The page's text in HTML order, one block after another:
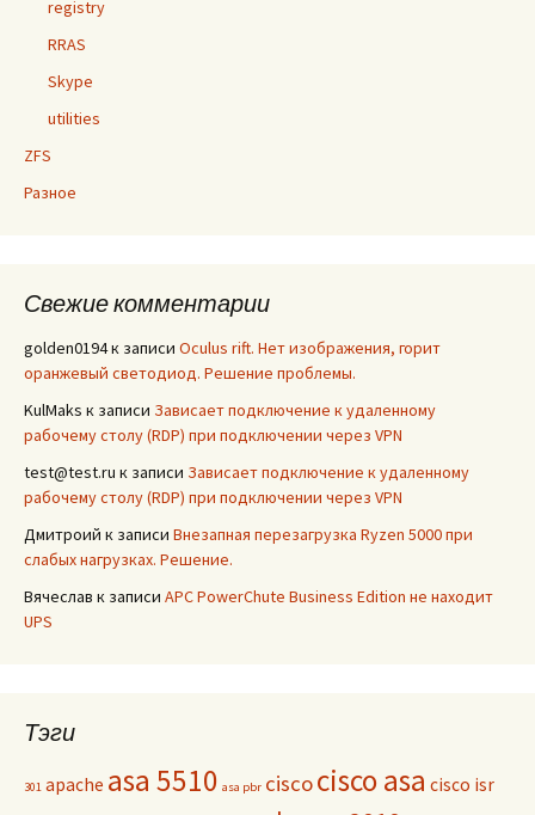
registry
RRAS
Skype
utilities
ZFS
Разное
Свежие комментарии
golden0194к записи Oculus rift. Нет изображения, горит
оранжевый светодиод. Решение проблемы.
KulMaks к записи Зависает подключение к удаленному
рабочему столу (RDP) при подключении через VPN
test@test.ru к записи Зависает подключение к удаленному
рабочему столу (RDP) при подключении через VPN
Дмитроий к записи Внезапная перезагрузка Ryzen 5000 при
слабых нагрузках. Решение.
Вячеслав к записи APC PowerChute Business Edition не находит
UPS
Тэги
301 apache asa 5510 asa pbr ciscocisco asa cisco isr